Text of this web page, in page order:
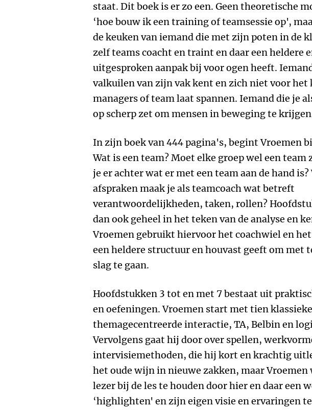
staat. Dit boek is er zo een. Geen theoretische
‘hoe bouw ik een training of teamsessie op',
de keuken van iemand die met zijn poten in de
zelf teams coacht en traint en daar een heldere
uitgesproken aanpak bij voor ogen heeft.
valkuilen van zijn vak kent en zich niet voor het
managers of team laat spannen. Iemand die je
op scherp zet om mensen in beweging te
In zijn boek van 444 pagina's, begint Vroemen
Wat is een team? Moet elke groep wel een team
je er achter wat er met een team aan de hand is?
afspraken maak je als teamcoach wat betreft
verantwoordelijkheden, taken, rollen?
dan ook geheel in het teken van de analyse en
Vroemen gebruikt hiervoor het coachwiel en
een heldere structuur en houvast geeft om met
slag te gaan.
Hoofdstukken 3 tot en met 7 bestaat uit
en oefeningen. Vroemen start met tien
themagecentreerde interactie, TA, Belbin en
Vervolgens gaat hij door over spellen,
intervisiemethoden, die hij kort en krachtig
het oude wijn in nieuwe zakken, maar Vroemen
lezer bij de les te houden door hier en daar een
‘highlighten' en zijn eigen visie en ervaringen